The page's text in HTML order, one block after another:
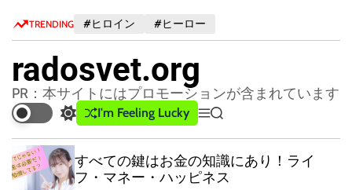
TRENDING #ヒロイン #ヒーロー
radosvet.org
PR：本サイトにはプロモーションが含まれています
S
w
i
t
c
I'm Feeling Lucky
M
e
n
u
S
e
a
r
c
すべての鍵はお金の知識にあり！ライ
フ・マネー・ハッピネス